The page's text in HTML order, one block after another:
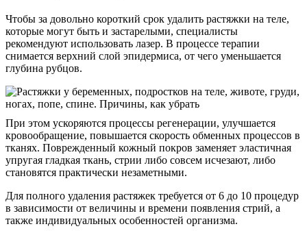
Чтобы за довольно короткий срок удалить растяжки на теле,
которые могут быть и застарелыми, специалисты
рекомендуют использовать лазер. В процессе терапии
снимается верхний слой эпидермиса, от чего уменьшается
глубина рубцов.
При этом ускоряются процессы регенерации, улучшается
кровообращение, повышается скорость обменных процессов в
тканях. Поврежденный кожный покров заменяет эластичная
упругая гладкая ткань, стрии либо совсем исчезают, либо
становятся практически незаметными.
Для полного удаления растяжек требуется от 6 до 10 процедур
в зависимости от величины и времени появления стрий, а
также индивидуальных особенностей организма.